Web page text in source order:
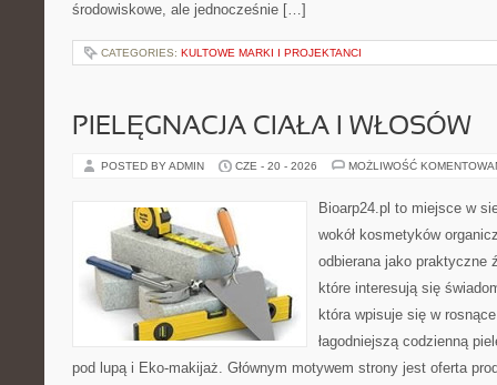
środowiskowe, ale jednocześnie […]
CATEGORIES: KULTOWE MARKI I PROJEKTANCI
PIELĘGNACJA CIAŁA I WŁOSÓW
POSTED BY ADMIN CZE - 20 - 2026 MOŻLIWOŚĆ
Bioarp24.pl to miejsce w
wokół kosmetyków
odbierana jako praktyczne
które interesują się
która wpisuje się w
łagodniejszą codzienną
pod lupą i Eko-makijaż. Głównym motywem strony jest oferta